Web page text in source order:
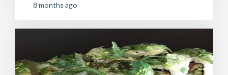
8 months ago